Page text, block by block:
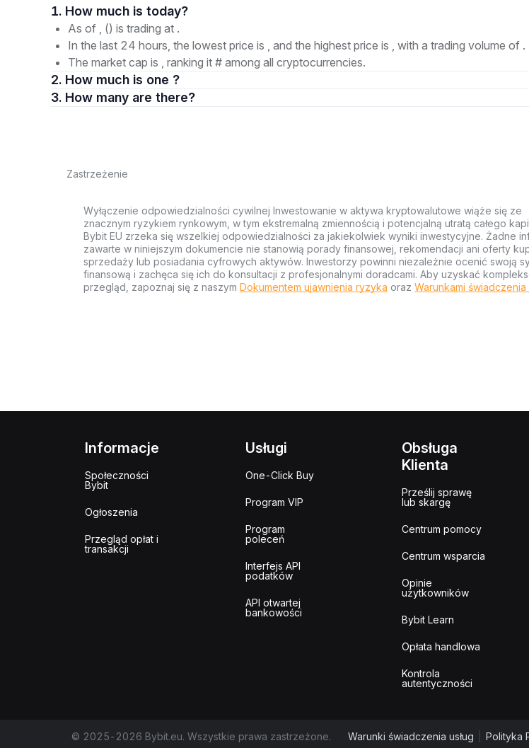
1. How much is today?
As of , () is trading at .
In the last 24 hours, the lowest price is , and the highest price is , with a trading volume of .
The market cap is , ranking it # among all cryptocurrencies.
2. How much is one ?
3. How many are there?
Zastrzeżenie
Wyłączenie odpowiedzialności cywilnej Inwestowanie w aktywa kryptowalutowe wiąże się ze
znacznym ryzykiem rynkowym, w tym ekstremalną zmiennością i potencjalną utratą całego
Bybit EU zrzeka się wszelkiej odpowiedzialności za jakiekolwiek wyniki inwestycyjne. Żadne
zawarte w niniejszym dokumencie nie stanowią porady finansowej, rekomendacji ani oferty
sprzedaży lub posiadania cyfrowych aktywów. Inwestorzy powinni niezależnie ocenić swoją
finansową i zachęca się ich do konsultacji z profesjonalnymi doradcami. Aby uzyskać
przegląd, zapoznaj się z naszym Dokumentem ujawnienia ryzyka oraz Warunkami świadczenia
Informacje
Społeczności
Bybit
Ogłoszenia
Przegląd opłat i
transakcji
Usługi
One-Click Buy
Program VIP
Program
poleceń
Interfejs API
podatków
API otwartej
bankowości
Obsługa
Klienta
Prześlij sprawę
lub skargę
Centrum pomocy
Centrum wsparcia
Opinie
użytkowników
Bybit Learn
Opłata handlowa
Kontrola
autentyczności
© 2025-2026 Bybit.eu. Wszystkie prawa zastrzeżone. Warunki świadczenia usług Polityka